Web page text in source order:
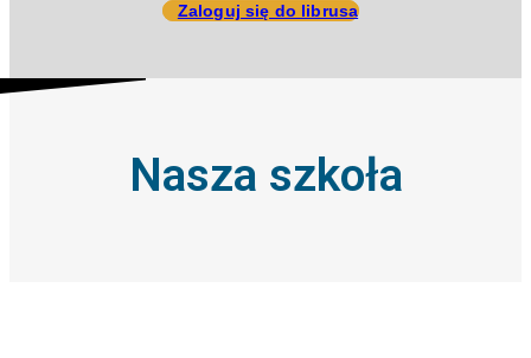
Zaloguj się do librusa
Nasza szkoła